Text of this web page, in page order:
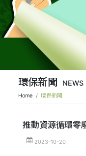
環保新聞 NEWS
Home 環保新聞
推動資源循環零
2023-10-20